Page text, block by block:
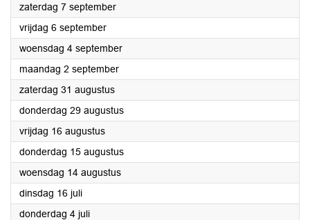
zaterdag 7 september2024
vrijdag 6 september2024
woensdag 4 september2024
maandag 2 september2024
zaterdag 31 augustus2024
donderdag 29 augustus2024
vrijdag 16 augustus2024
donderdag 15 augustus2024
woensdag 14 augustus2024
dinsdag 16 juli2024
donderdag 4 juli2024